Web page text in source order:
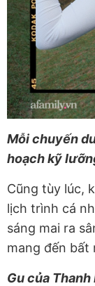
Mỗi chuyến
hoạch kỹ
Cũng tùy lúc,
lịch trình cá
sáng mai ra
mang đến bất
Gu của